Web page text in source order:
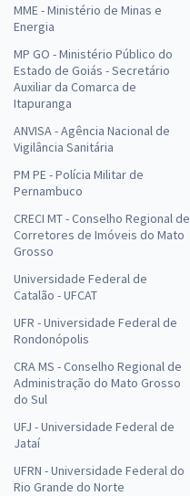
MME - Ministério de Minas e
Energia
MP GO - Ministério Público do
Estado de Goiás - Secretário
Auxiliar da Comarca de
Itapuranga
ANVISA - Agência Nacional de
Vigilância Sanitária
PM PE - Polícia Militar de
Pernambuco
CRECI MT - Conselho Regional de
Corretores de Imóveis do Mato
Grosso
Universidade Federal de
Catalão - UFCAT
UFR - Universidade Federal de
Rondonópolis
CRA MS - Conselho Regional de
Administração do Mato Grosso
do Sul
UFJ - Universidade Federal de
Jataí
UFRN - Universidade Federal do
Rio Grande do Norte